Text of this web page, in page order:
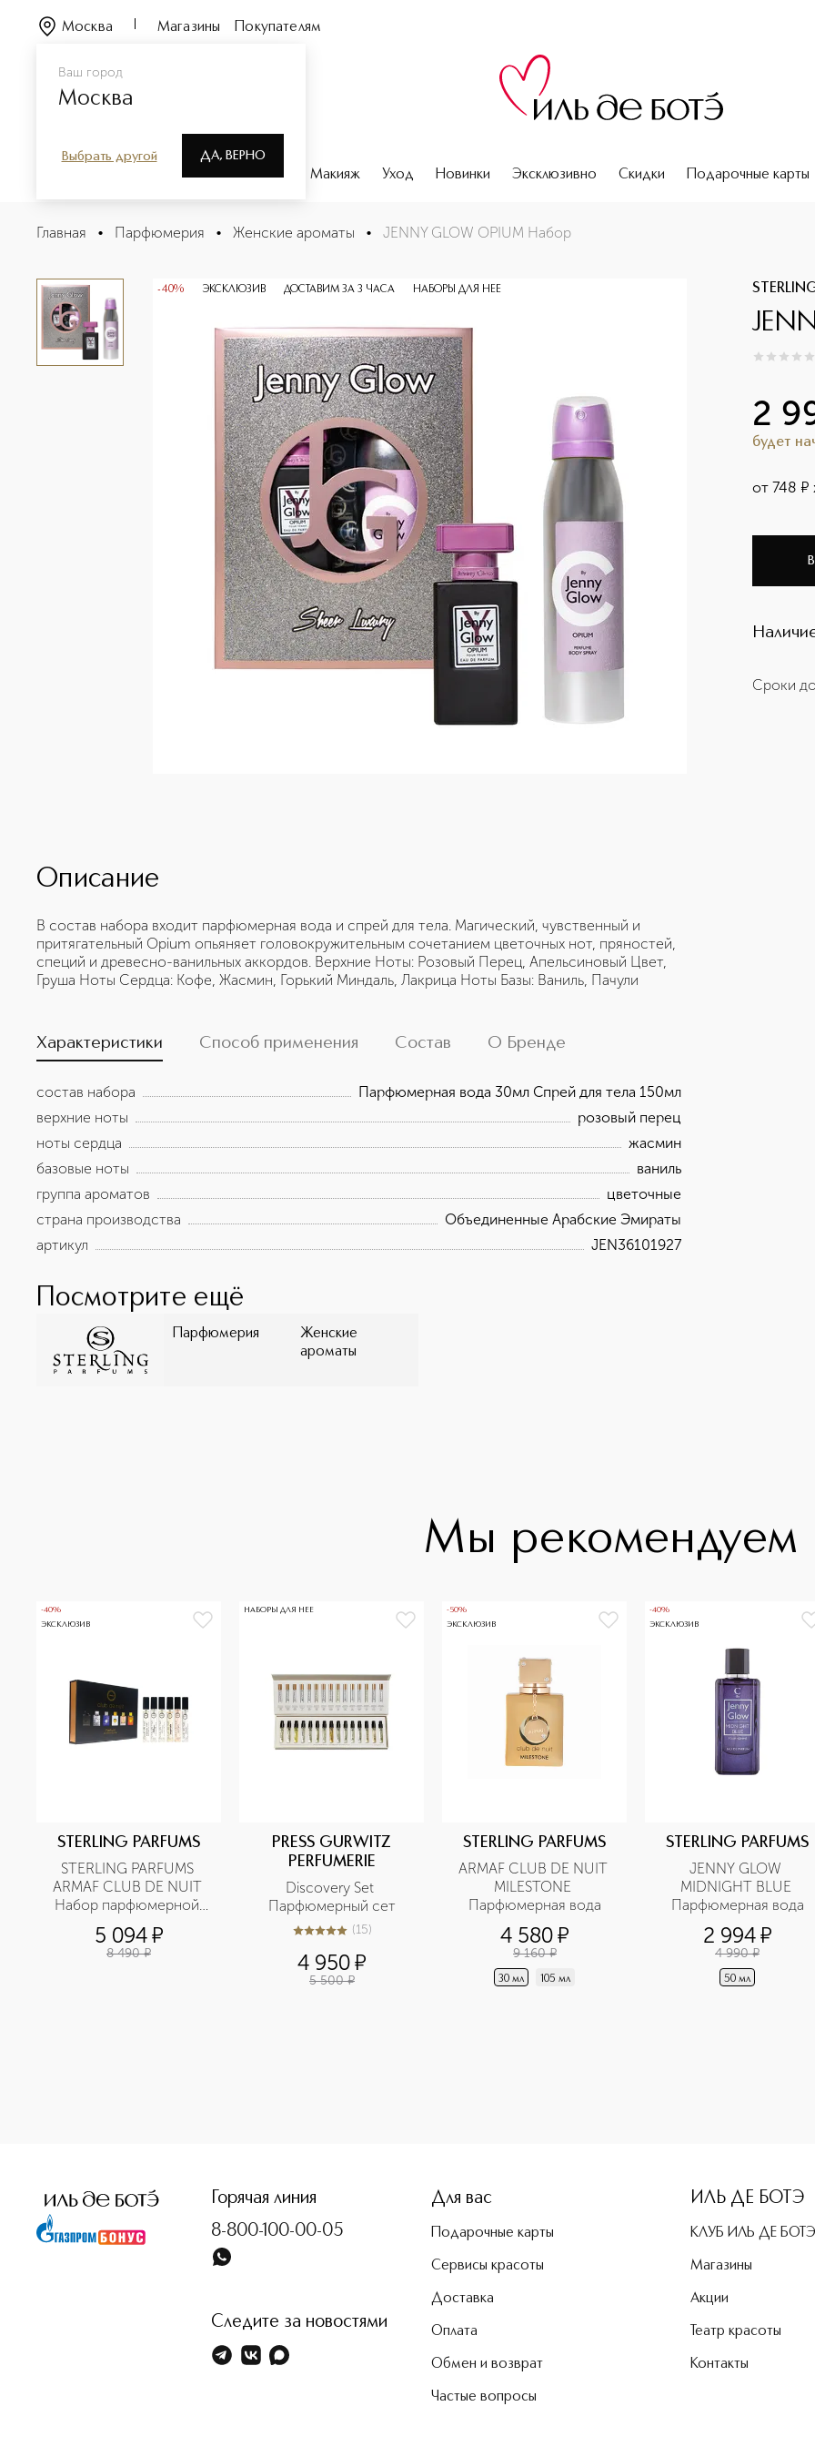
Ваш город
Москва
Выбрать другой ДА, ВЕРНО
Москва Магазины Покупателям
Парфюмерия Макияж Уход Новинки Эксклюзивно Скидки Подарочные карты
JENNY GLOW OPIUM Набор
Описание
Главная • Парфюмерия • Женские ароматы • JENNY GLOW OPIUM Набор
-40% ЭКСКЛЮЗИВ ДОСТАВИМ ЗА 3 ЧАСА НАБОРЫ ДЛЯ НЕЕ
0из 0
2
будет
от748 ¤
Сроки
Описание
В состав набора входит парфюмерная вода и спрей для тела. Магический, чувственный и
притягательный Opium опьяняет головокружительным сочетанием цветочных нот, пряностей,
специй и древесно-ванильных аккордов. Верхние Ноты: Розовый Перец, Апельсиновый Цвет,
Груша Ноты Сердца: Кофе, Жасмин, Горький Миндаль, Лакрица Ноты Базы: Ваниль, Пачули
Характеристики Способ применения Состав О Бренде
состав набора
Парфюмерная вода 30мл Спрей для тела 150мл
верхние ноты
розовый перец
ноты сердца
жасмин
базовые ноты
ваниль
группа ароматов
цветочные
страна производства
Объединенные Арабские Эмираты
артикул
JEN36101927
Посмотрите ещё
Парфюмерия
Женские
ароматы
Мы рекомендуем
-40%
ЭКСКЛЮЗИВ
STERLING PARFUMS
STERLING PARFUMS
ARMAF CLUB DE NUIT
Набор парфюмерной
воды
5 094¤
8 490 ¤
НАБОРЫ ДЛЯ НЕЕ
PRESS GURWITZ
PERFUMERIE
Discovery Set
Парфюмерный сет
5из 515 (15)
4 950¤
5 500 ¤
-50%
ЭКСКЛЮЗИВ
STERLING PARFUMS
ARMAF CLUB DE NUIT
MILESTONE
Парфюмерная вода
4 580¤
9 160 ¤
30 мл 105 мл
-40%
ЭКСКЛЮЗИВ
STERLING PARFUMS
JENNY GLOW
MIDNIGHT BLUE
Парфюмерная вода
2 994¤
4 990 ¤
50 мл
Горячая линия
8-800-100-00-05
Следите за новостями
Для вас
Подарочные карты
Сервисы красоты
Доставка
Оплата
Обмен и возврат
Частые вопросы
ИЛЬ ДЕ БОТЭ
КЛУБ ИЛЬ ДЕ БОТЭ
Магазины
Акции
Театр красоты
Контакты